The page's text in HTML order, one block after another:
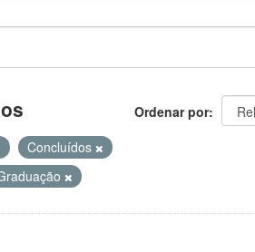
Ordenar por
Concluídos